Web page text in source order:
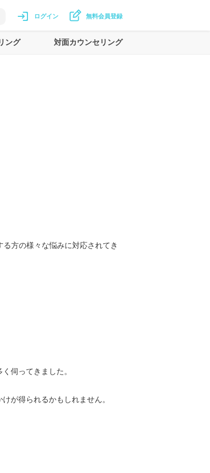
ログイン 無料会員登録
ング 対面カウンセリング
方の様々な悩みに対応されてき
伺ってきました。
が得られるかもしれません。
ことです。